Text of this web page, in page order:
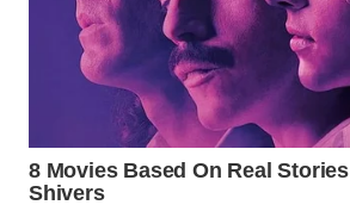
WAHANA
TANI
WAHANA